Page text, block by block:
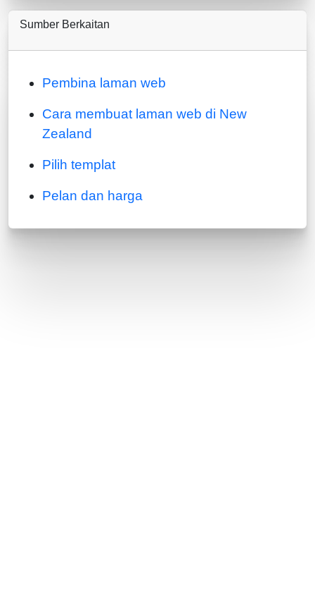
Sumber Berkaitan
Pembina laman web
Cara membuat laman web di New
Zealand
Pilih templat
Pelan dan harga